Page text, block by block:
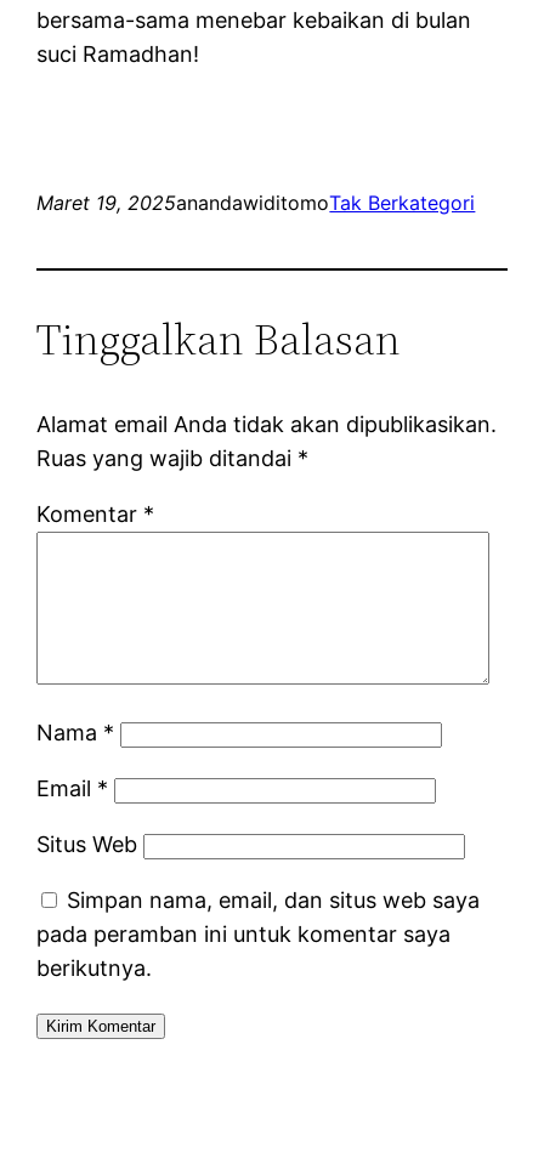
bersama-sama menebar kebaikan di bulan
suci Ramadhan!
Maret 19, 2025anandawiditomoTak Berkategori
Tinggalkan Balasan
Alamat email Anda tidak akan dipublikasikan.
Ruas yang wajib ditandai *
Komentar *
Nama *
Email *
Situs Web
Simpan nama, email, dan situs web saya
pada peramban ini untuk komentar saya
berikutnya.